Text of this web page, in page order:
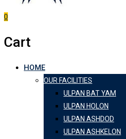
0
Cart
HOME
OUR FACILITIES
ULPAN BAT YAM
ULPAN HOLON
ULPAN ASHDOD
ULPAN ASHKELON